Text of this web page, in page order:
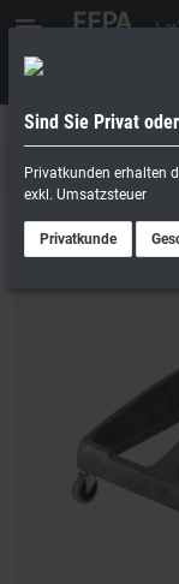
Geschäftskunde
Servierwagen &
Sind Sie Privat
Privatkunden erhalten
exkl. Umsatzsteuer
Privatkunde